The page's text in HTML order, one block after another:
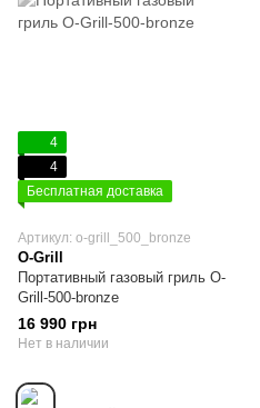
4
4
Бесплатная доставка
Артикул: o-grill_500_bronze
O-Grill
Портативный газовый гриль O-
Grill-500-bronze
16 990 грн
Нет в наличии